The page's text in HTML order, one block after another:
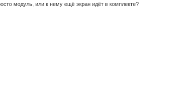
модуль, или к нему ещё экран идёт в комплекте?